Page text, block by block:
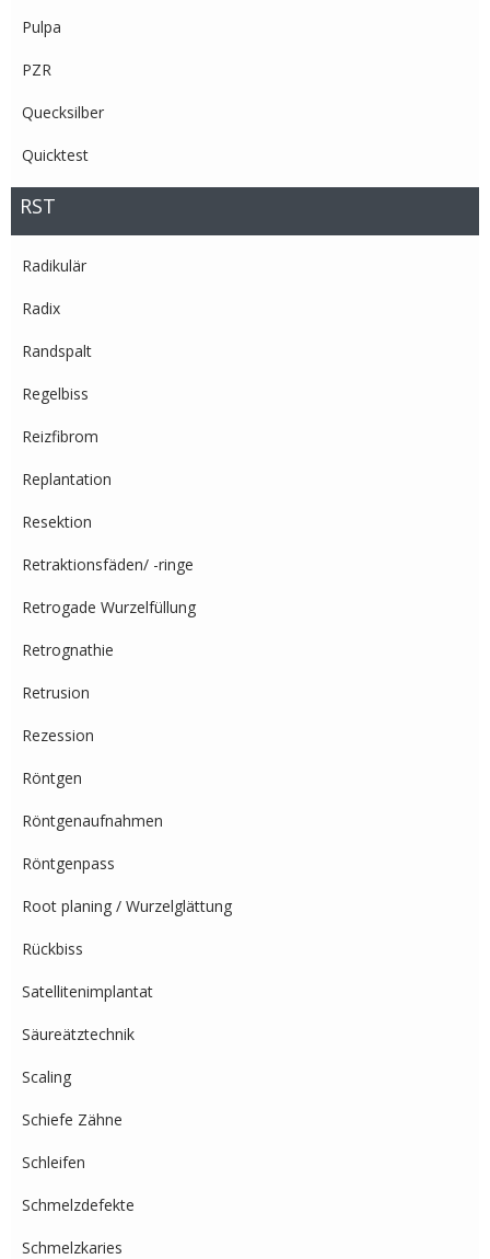
Pulpa
PZR
Quecksilber
Quicktest
RST
Radikulär
Radix
Randspalt
Regelbiss
Reizfibrom
Replantation
Resektion
Retraktionsfäden/ -ringe
Retrogade Wurzelfüllung
Retrognathie
Retrusion
Rezession
Röntgen
Röntgenaufnahmen
Röntgenpass
Root planing / Wurzelglättung
Rückbiss
Satellitenimplantat
Säureätztechnik
Scaling
Schiefe Zähne
Schleifen
Schmelzdefekte
Schmelzkaries